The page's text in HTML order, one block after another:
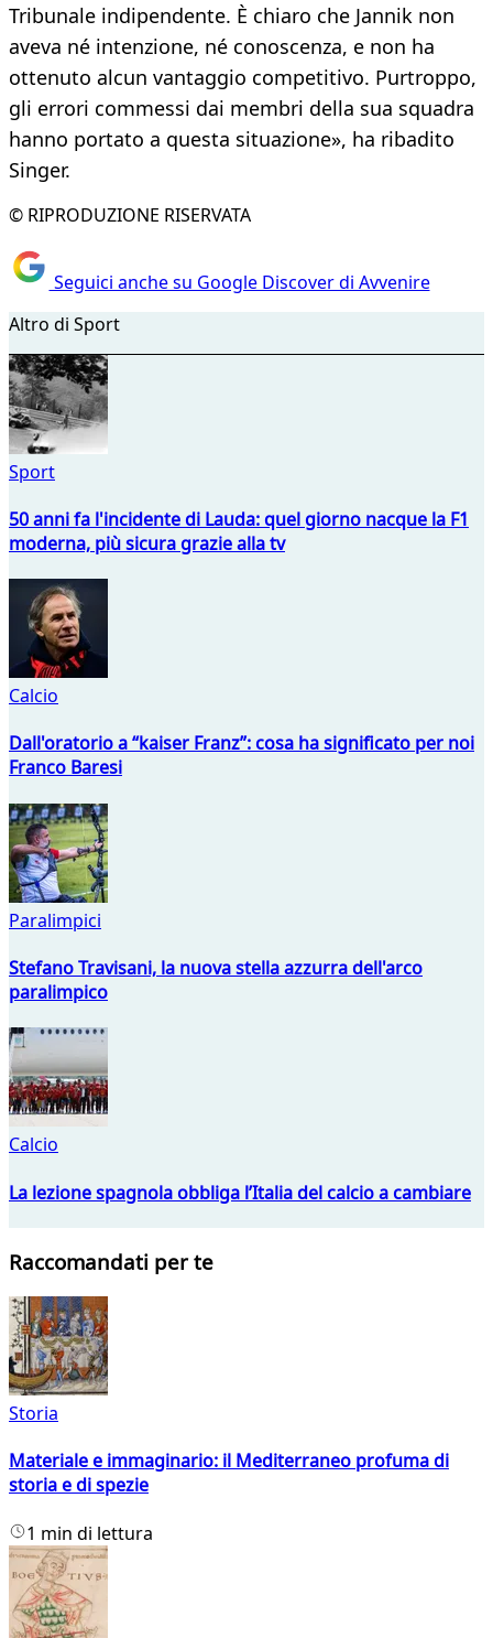
Tribunale indipendente. È chiaro che Jannik non
aveva né intenzione, né conoscenza, e non ha
ottenuto alcun vantaggio competitivo. Purtroppo,
gli errori commessi dai membri della sua squadra
hanno portato a questa situazione», ha ribadito
Singer.
© RIPRODUZIONE RISERVATA
Seguici anche su Google Discover di Avvenire
Altro di Sport
Sport
50 anni fa l'incidente di Lauda: quel giorno nacque la F1
moderna, più sicura grazie alla tv
Calcio
Dall'oratorio a “kaiser Franz”: cosa ha significato per noi
Franco Baresi
Paralimpici
Stefano Travisani, la nuova stella azzurra dell'arco
paralimpico
Calcio
La lezione spagnola obbliga l’Italia del calcio a cambiare
Raccomandati per te
Storia
Materiale e immaginario: il Mediterraneo profuma di
storia e di spezie
1 min di lettura